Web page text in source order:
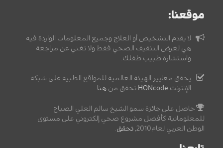
موقعنا:
لا يقدم التشخيص أو العلاج وجميع المعلومات الواردة فيه
هي لغرض التثقيف الصحي فقط ولا تغني عن مراجعة
واستشارة طبيب طفلك.
يحقق معايير الهيئة العالمية للمواقع الطبية على شبكة
الإنترنت HONcode تحقق من هنا
حاصل على جائزة سمو الشيخ سالم العلي الصباح
للمعلوماتية كأفضل مشروع صحي إلكتروني على مستوى
الوطن العربي لعام2010,
تحقق